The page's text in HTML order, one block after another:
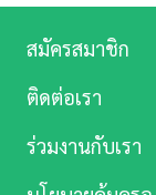
จะอยู่อาศัยกันห
สัดส่วนห้องต่าง
ถ้าใครอยากได้บ้
Music
สมัครสมาชิก
ติดต่อเรา
ร่วมงานกับเรา